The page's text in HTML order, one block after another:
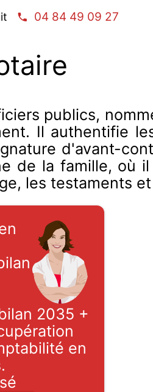
04 84 49 09 27
publics,
Il authentifie
d'avant-
de la famille, où
les testaments
2035 +
en